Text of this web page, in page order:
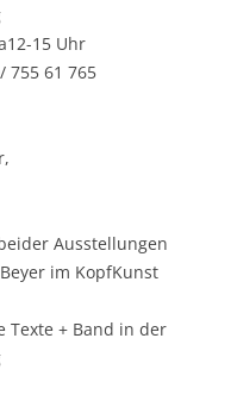
15 Uhr
755 61 765
Ausstellungen
im KopfKunst
Texte + Band in der